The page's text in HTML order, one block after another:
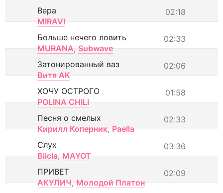
02:18
Вера
MIRAVI
02:33
Больше нечего ловить
MURANA, Subwave
02:06
Затонированный ваз
Витя АК
01:58
ХОЧУ ОСТРОГО
POLINA CHILI
02:33
Песня о смелых
Кирилл Коперник, Paella
03:36
Слух
Biicla, MAYOT
02:09
ПРИВЕТ
АКУЛИЧ, Молодой Платон